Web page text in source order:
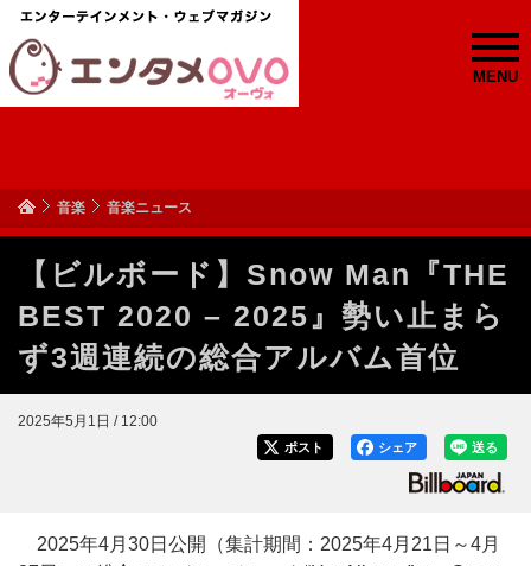
MENU
音楽 音楽ニュース
【ビルボード】Snow Man『THE
BEST 2020 – 2025』勢い止まら
ず3週連続の総合アルバム首位
2025年5月1日 / 12:00
送る
シェア
ポスト
2025年4月30日公開（集計期間：2025年4月21日～4月